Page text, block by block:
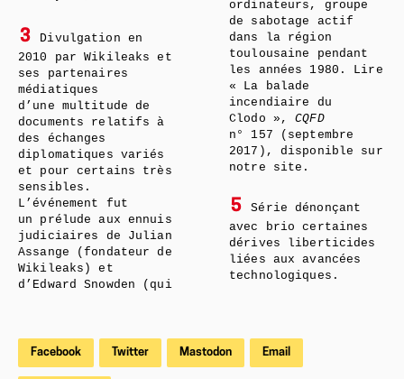
3
Divulgation en
2010 par Wikileaks et
ses partenaires
médiatiques
d’une multitude de
documents relatifs à
des échanges
diplomatiques variés
et pour certains très
sensibles.
L’événement fut
un prélude aux ennuis
judiciaires de Julian
Assange (fondateur de
Wikileaks) et
d’Edward Snowden (qui
ordinateurs, groupe
de sabotage actif
dans la région
toulousaine pendant
les années 1980. Lire
« La balade
incendiaire du
Clodo »,CQFD
n° 157 (septembre
2017), disponible sur
notre site.
5
Série dénonçant
avec brio certaines
dérives liberticides
liées aux avancées
technologiques.
Facebook Twitter Mastodon Email